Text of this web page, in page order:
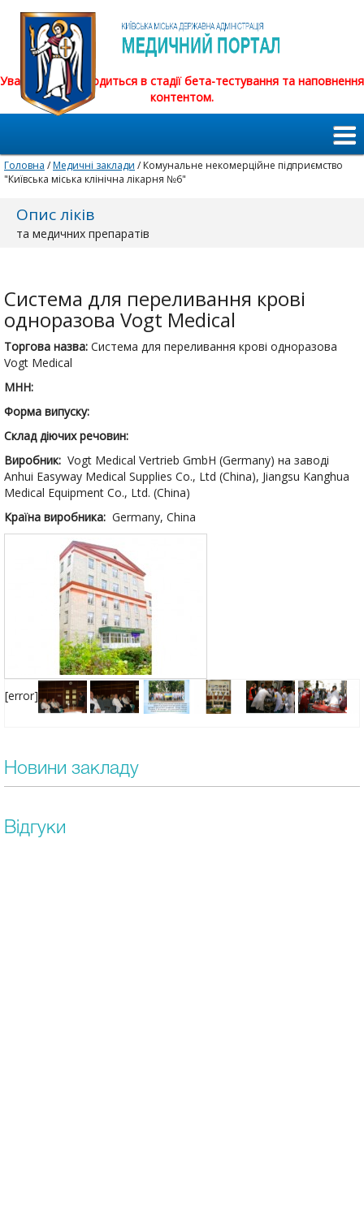
Увага! Сайт знаходиться в стадії бета-тестування та наповнення
контентом.
Головна /Медичні заклади / Комунальне некомерційне підприємство
"Київська міська клінічна лікарня №6"
Опис ліків
та медичних препаратів
Система для переливання крові
одноразова Vogt Medical
Торгова назва: Система для переливання крові одноразова
Vogt Medical
МНН:
Форма випуску:
Склад діючих речовин:
Виробник: Vogt Medical Vertrieb GmbH (Germany) на заводі
Anhui Easyway Medical Supplies Co., Ltd (China), Jiangsu Kanghua
Medical Equipment Co., Ltd. (China)
Країна виробника: Germany, China
[error]
Новини закладу
Відгуки